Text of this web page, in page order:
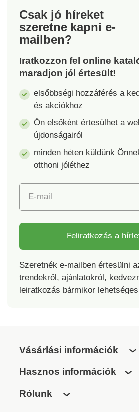
Csak jó híreket
szeretne kapni e-
mailben?
Iratkozzon fel online
maradjon jól értesült!
elsőbbségi hozzáférés a
és akciókhoz
Ön elsőként értesülhet a
újdonságairól
minden héten küldünk
otthoni jóléthez
E-mail
Feliratkozás a
Szeretnék e-mailben értesülni
trendekről, ajánlatokról,
leiratkozás bármikor
Vásárlási információk
Hasznos információk
Rólunk